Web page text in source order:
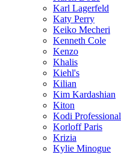
Karl Lagerfeld
Katy Perry
Keiko Mecheri
Kenneth Cole
Kenzo
Khalis
Kiehl's
Kilian
Kim Kardashian
Kiton
Kodi Professional
Korloff Paris
Krizia
Kylie Minogue